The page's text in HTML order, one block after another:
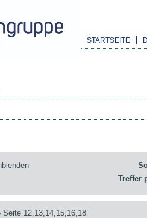
STARTSEITE
Treffer
12,13,14,15,16,18